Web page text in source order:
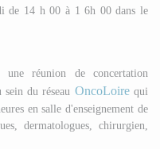
de 14 h 00 à 1 6h 00 dans le
une réunion de concertation
du réseau OncoLoirequi
en salle d'enseignement de
dermatologues, chirurgien,